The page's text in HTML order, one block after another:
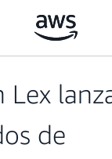
Lex
de